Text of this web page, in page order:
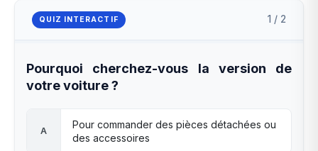
QUIZ INTERACTIF 1 / 2
Pourquoi cherchez-vous la version de
votre voiture ?
A
Pour commander des pièces détachées ou
des accessoires